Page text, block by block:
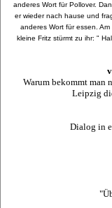
anderes Wort für Pollover.
er wieder nach hause und
anderes Wort für essen.
kleine Fritz stürmt zu ihr: "
Warum bekommt man
Leipzig
Dialog in